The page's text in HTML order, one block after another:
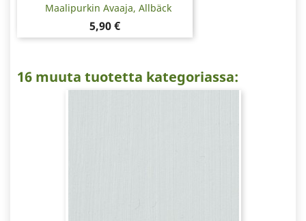
Maalipurkin Avaaja, Allbäck
Hinta
5,90 €
16 muuta tuotetta kategoriassa: